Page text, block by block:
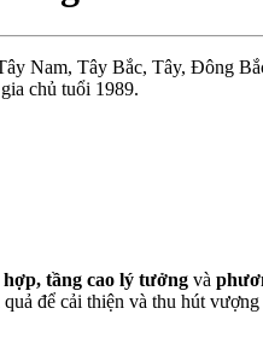
Nam, Tây Bắc, Tây, Đông
chủ tuổi 1989.
hợp, tầng cao lý tưởng và
để cải thiện và thu hút